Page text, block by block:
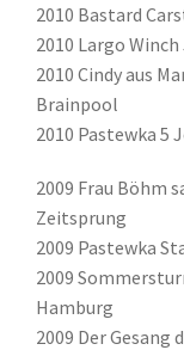
2010 Bastard
2010 Largo
2010 Cindy aus
Brainpool
2010 Pastewka 5
2009 Frau Böhm
Zeitsprung
2009 Pastewka
2009
Hamburg
2009 Der Gesang